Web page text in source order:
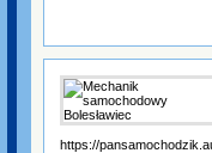
https://